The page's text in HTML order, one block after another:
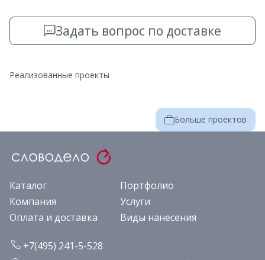
Задать вопрос по доставке
Реализованные проекты
Больше проектов
Каталог
Портфолио
Компания
Услуги
Оплата и доставка
Виды нанесения
+7(495) 241-5-528